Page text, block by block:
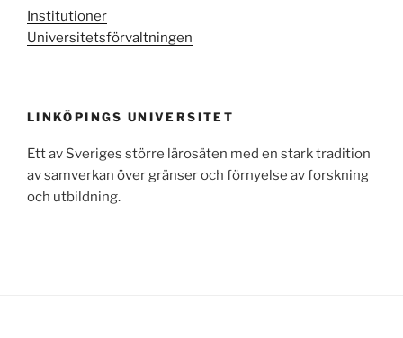
Institutioner
Universitetsförvaltningen
LINKÖPINGS UNIVERSITET
Ett av Sveriges större lärosäten med en stark tradition
av samverkan över gränser och förnyelse av forskning
och utbildning.